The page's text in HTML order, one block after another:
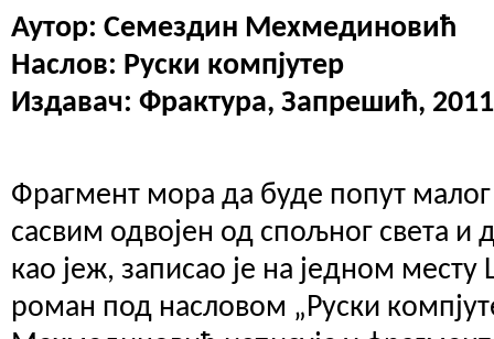
Аутор: Семездин Мехмединовић
Наслов: Руски компјутер
Издавач: Фрактура, Запрешић,
Фрагмент мора да буде попут
сасвим одвојен од спољног света и
као јеж, записао је на једном месту
роман под насловом „Руски